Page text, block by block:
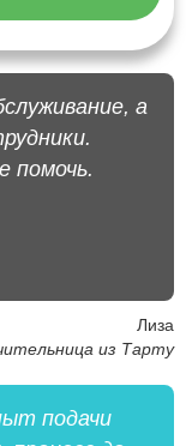
а
помочь.
Лиза
из Тарту
подачи